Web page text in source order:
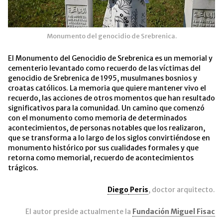
Monumento del genocidio de Srebrenica.
El Monumento del Genocidio de Srebrenica es un memorial y
cementerio levantado como recuerdo de las víctimas del
genocidio de Srebrenica de 1995, musulmanes bosnios y
croatas católicos. La memoria que quiere mantener vivo el
recuerdo, las acciones de otros momentos que han resultado
significativos para la comunidad. Un camino que comenzó
con el monumento como memoria de determinados
acontecimientos, de personas notables que los realizaron,
que se transforma a lo largo de los siglos convirtiéndose en
monumento histórico por sus cualidades formales y que
retorna como memorial, recuerdo de acontecimientos
trágicos.
Diego Peris, doctor arquitecto.
El autor preside actualmente la Fundación Miguel Fisac